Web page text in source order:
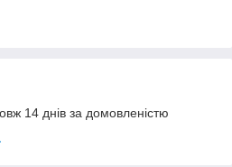
14 днів за домовленістю